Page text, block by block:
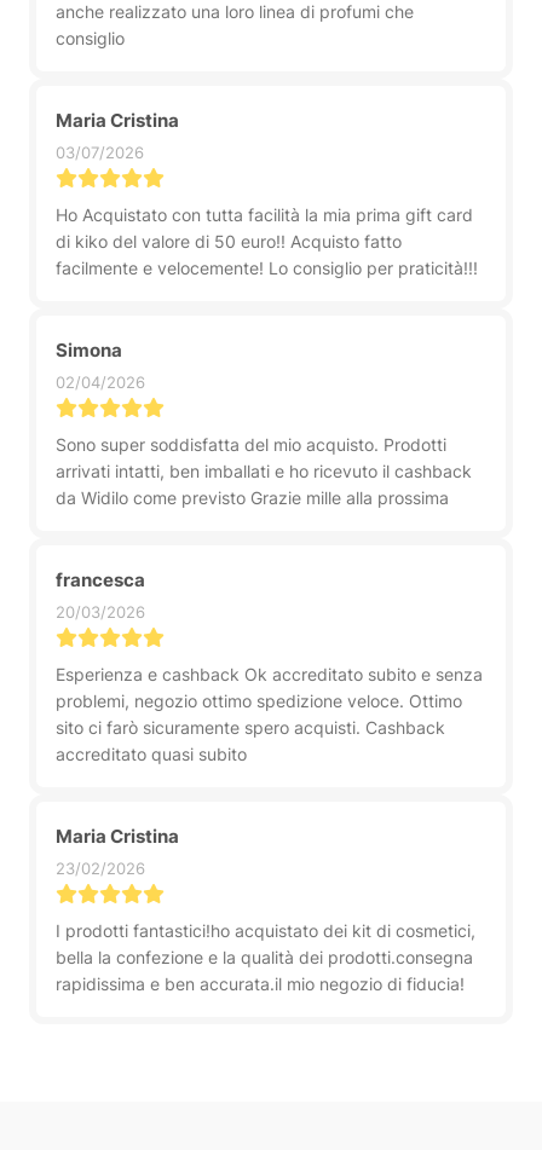
anche realizzato una loro linea di profumi che
consiglio
Maria Cristina
03/07/2026
Ho Acquistato con tutta facilità la mia prima gift card
di kiko del valore di 50 euro!! Acquisto fatto
facilmente e velocemente! Lo consiglio per praticità!!!
Simona
02/04/2026
Sono super soddisfatta del mio acquisto. Prodotti
arrivati intatti, ben imballati e ho ricevuto il cashback
da Widilo come previsto Grazie mille alla prossima
francesca
20/03/2026
Esperienza e cashback Ok accreditato subito e senza
problemi, negozio ottimo spedizione veloce. Ottimo
sito ci farò sicuramente spero acquisti. Cashback
accreditato quasi subito
Maria Cristina
23/02/2026
I prodotti fantastici!ho acquistato dei kit di cosmetici,
bella la confezione e la qualità dei prodotti.consegna
rapidissima e ben accurata.il mio negozio di fiducia!